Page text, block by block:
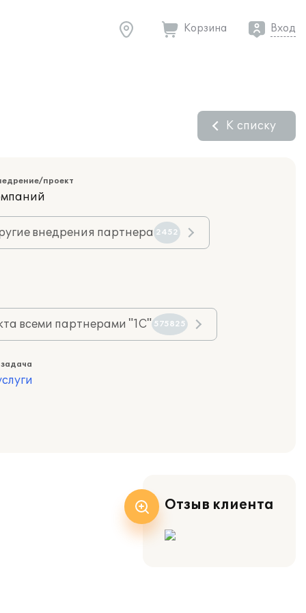
Корзина Вход
К списку
проект
внедрения партнера 2452
всеми партнерами "1С" 575825
Отзыв клиента